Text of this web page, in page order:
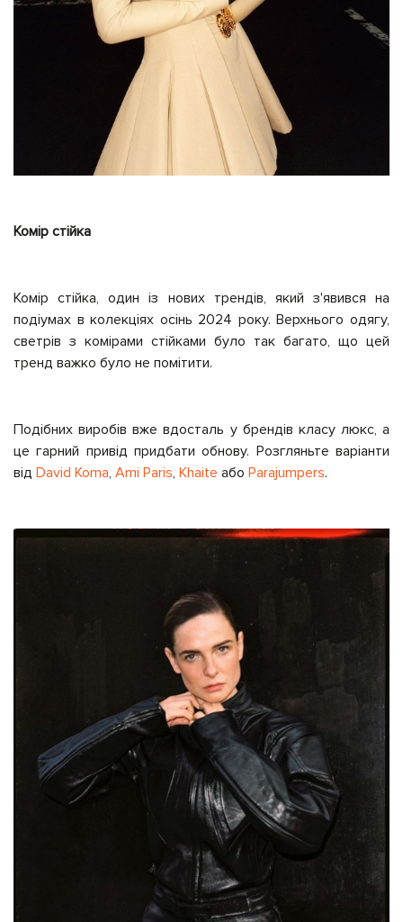
Комір стійка
Комір стійка, один із нових трендів, який з'явився на
подіумах в колекціях осінь 2024 року. Верхнього одягу,
светрів з комірами стійками було так багато, що цей
тренд важко було не помітити.
Подібних виробів вже вдосталь у брендів класу люкс, а
це гарний привід придбати обнову. Розгляньте варіанти
від David Koma, Ami Paris, Khaite або Parajumpers.